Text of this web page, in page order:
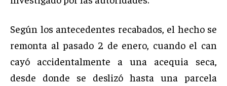
Según los antecedentes recabados, el hecho se
remonta al pasado 2 de enero, cuando el can
cayó accidentalmente a una acequia seca,
desde donde se deslizó hasta una parcela